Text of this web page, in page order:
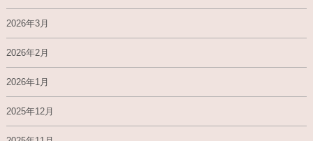
2026年3月
2026年2月
2026年1月
2025年12月